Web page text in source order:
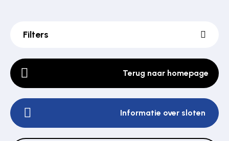
Kluizen
Poortonderdelen
Pulsgevers
Filters
Terug naar homepage
Informatie over sloten